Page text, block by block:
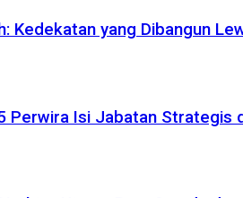
Kedekatan yang Dibangun
Perwira Isi Jabatan Strategis